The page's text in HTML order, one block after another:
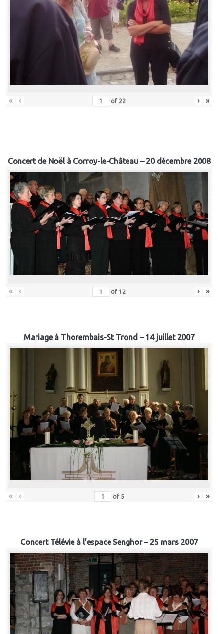
« ‹ of 22 › »
Concert de Noël à Corroy-le-Château – 20 décembre 2008
« ‹ of 12 › »
Mariage à Thorembais-St Trond – 14 juillet 2007
« ‹ of 5 › »
Concert Télévie à l’espace Senghor – 25 mars 2007